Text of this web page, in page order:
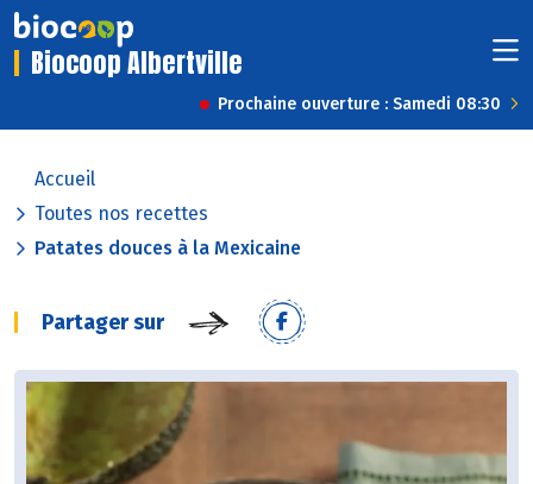
Biocoop Albertville
Prochaine ouverture : Samedi 08:30
Accueil
Toutes nos recettes
Patates douces à la Mexicaine
Partager sur